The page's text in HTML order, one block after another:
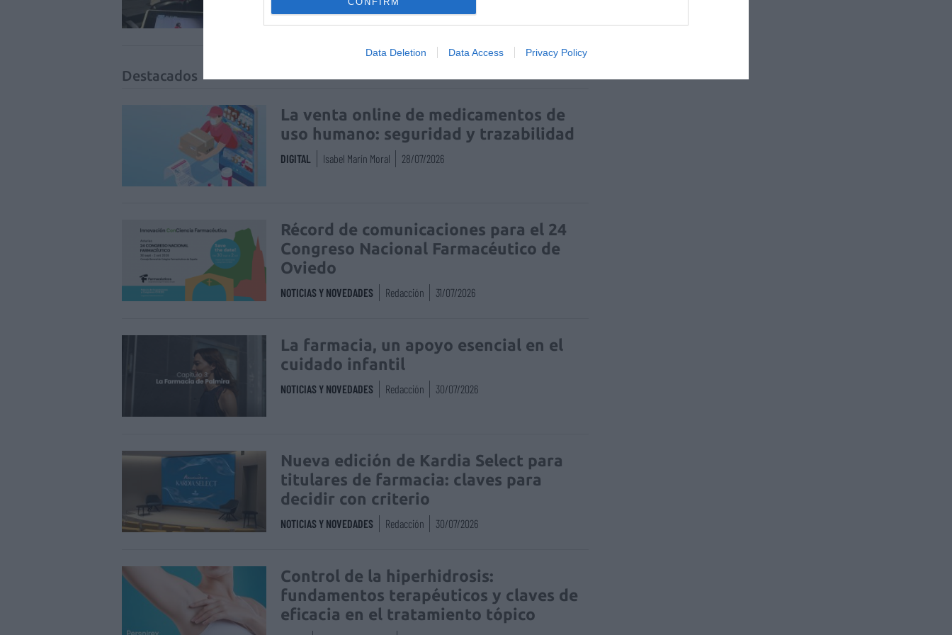
Data Deletion Data Access Privacy Policy
Destacados
La venta online de medicamentos de
uso humano: seguridad y trazabilidad
DIGITAL Isabel Marín Moral 28/07/2026
Récord de comunicaciones para el 24
Congreso Nacional Farmacéutico de
Oviedo
NOTICIAS Y NOVEDADES Redacción 31/07/2026
La farmacia, un apoyo esencial en el
cuidado infantil
NOTICIAS Y NOVEDADES Redacción 30/07/2026
Nueva edición de Kardia Select para
titulares de farmacia: claves para
decidir con criterio
NOTICIAS Y NOVEDADES Redacción 30/07/2026
Control de la hiperhidrosis:
fundamentos terapéuticos y claves de
eficacia en el tratamiento tópico